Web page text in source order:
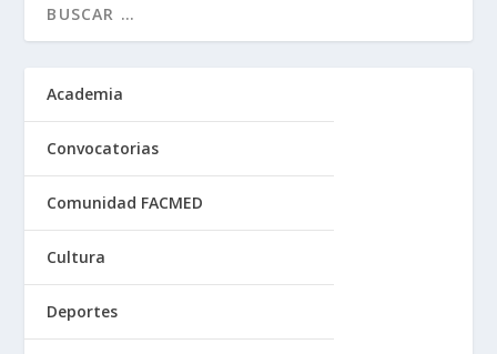
Academia
Convocatorias
Comunidad FACMED
Cultura
Deportes